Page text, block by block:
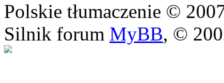
Polskie tłumaczenie ©
Silnik forum MyBB, ©